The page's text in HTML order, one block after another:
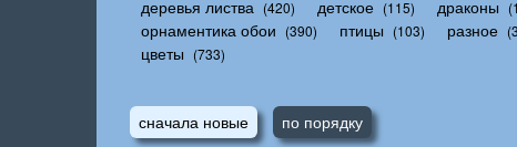
деревья листва (420) детское (115) драконы
орнаментика обои (390) птицы (103) разное
цветы (733)
сначала новые по порядку